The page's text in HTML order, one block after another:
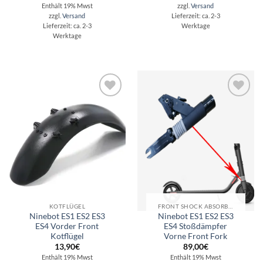
Enthält 19% Mwst
zzgl.Versand
Lieferzeit: ca. 2-3
Werktage
zzgl.Versand
Lieferzeit: ca. 2-3
Werktage
Auf die
Wunschliste
KOTFLÜGEL
Ninebot ES1 ES2 ES3
ES4 Vorder Front
Kotflügel
13,90€
Enthält 19% Mwst
Auf die
Wunschliste
Ninebot ES1 ES2 ES3
ES4 Stoßdämpfer
Vorne Front Fork
89,00€
Enthält 19% Mwst